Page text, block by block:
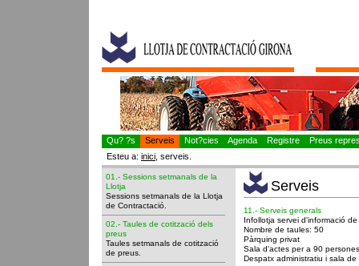
Qu? ?s Serveis Not?cies Agenda Registre
Preus
Esteu a: inici , serveis.
01.- Sessions setmanals de la
Llotja
Sessions setmanals de la Llotja
de Contractació.
02.- Taules de cotització dels
preus
Taules setmanals de cotització
de preus.
Serveis
11.- Serveis generals
Infollotja servei d'informació
Nombre de taules: 50
Pàrquing privat
Sala d'actes per a 90 persones
Despatx administratiu i sala de